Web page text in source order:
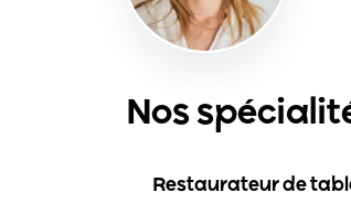
Nos
Restaurateur de